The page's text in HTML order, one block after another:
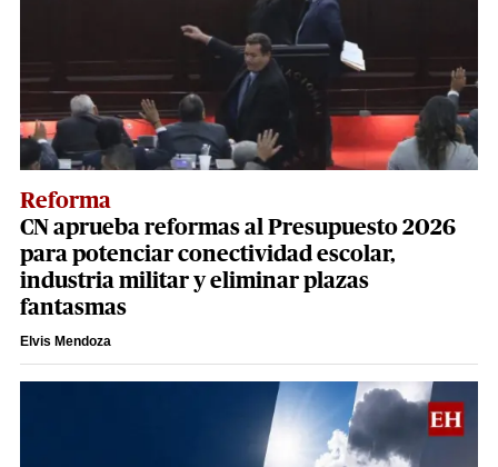
Reforma
CN aprueba reformas al Presupuesto 2026
para potenciar conectividad escolar,
industria militar y eliminar plazas
fantasmas
Elvis Mendoza